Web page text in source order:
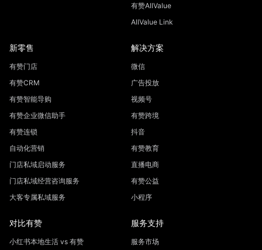
有赞AllValue
AllValue Link
新零售
有赞门店
有赞CRM
有赞智能导购
有赞企业微信助手
有赞连锁
自动化营销
门店私域启动服务
门店私域经营咨询服务
大客专属私域服务
解决方案
微信
广告投放
视频号
有赞跨境
抖音
有赞教育
直播电商
有赞公益
小程序
对比有赞
小红书本地生活 vs 有赞
服务支持
服务市场